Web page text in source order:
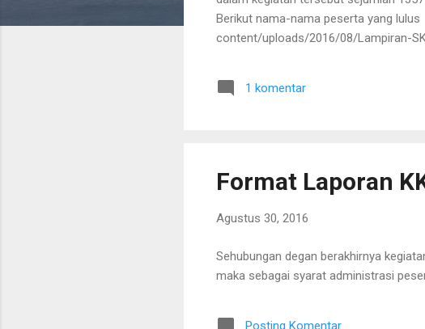
Berikut nama-nama peserta yang
content/uploads/2016/08/Lampiran-
1 komentar
Format Laporan
Agustus 30, 2016
Sehubungan degan berakhirnya
maka sebagai syarat administrasi
Posting Komentar